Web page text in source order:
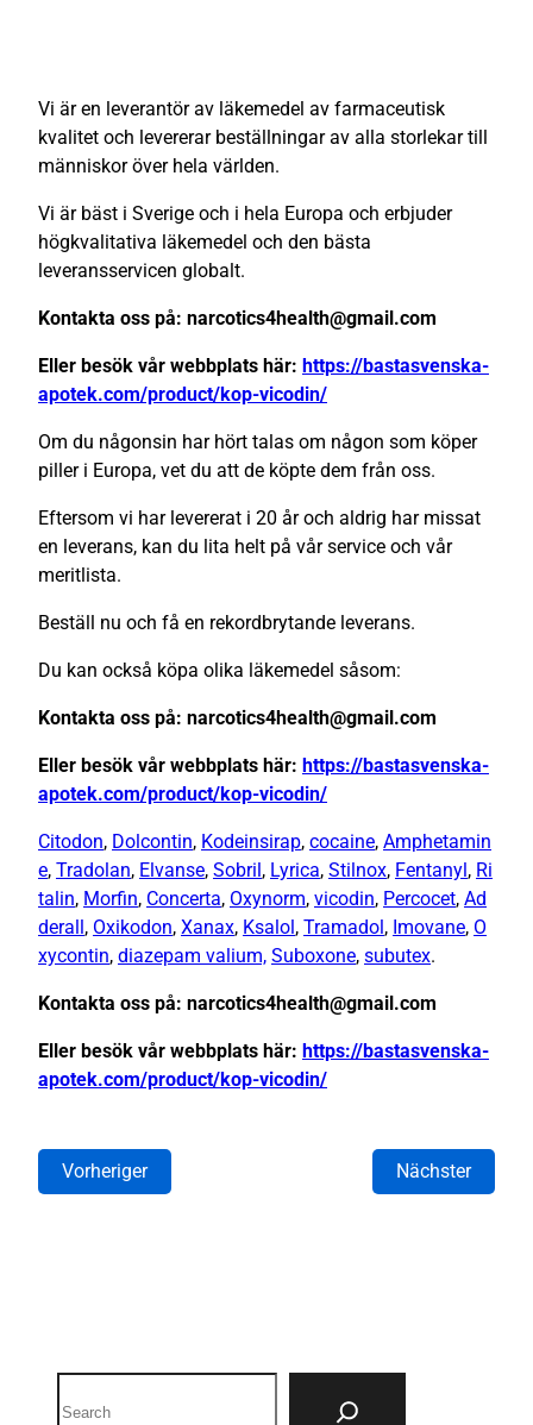
Vi är en leverantör av läkemedel av farmaceutisk
kvalitet och levererar beställningar av alla storlekar till
människor över hela världen.
Vi är bäst i Sverige och i hela Europa och erbjuder
högkvalitativa läkemedel och den bästa
leveransservicen globalt.
Kontakta oss på: narcotics4health@gmail.com
Eller besök vår webbplats här: https://bastasvenska-
apotek.com/product/kop-vicodin/
Om du någonsin har hört talas om någon som köper
piller i Europa, vet du att de köpte dem från oss.
Eftersom vi har levererat i 20 år och aldrig har missat
en leverans, kan du lita helt på vår service och vår
meritlista.
Beställ nu och få en rekordbrytande leverans.
Du kan också köpa olika läkemedel såsom:
Kontakta oss på: narcotics4health@gmail.com
Eller besök vår webbplats här: https://bastasvenska-
apotek.com/product/kop-vicodin/
Citodon, Dolcontin, Kodeinsirap, cocaine, Amphetamin
e, Tradolan, Elvanse, Sobril , Lyrica, Stilnox, Fentanyl , Ri
talin, Morfin, Concerta, Oxynorm, vicodin, Percocet, Ad
derall , Oxikodon, Xanax, Ksalol , Tramadol , Imovane, O
xycontin, diazepam valium, Suboxone, subutex.
Kontakta oss på: narcotics4health@gmail.com
Eller besök vår webbplats här: https://bastasvenska-
apotek.com/product/kop-vicodin/
Vorheriger Nächster